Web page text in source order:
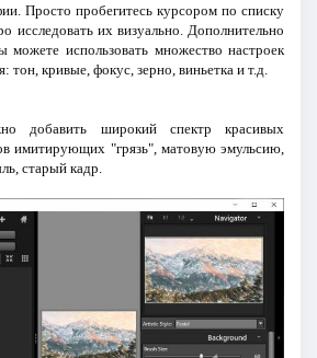
Просто пробегитесь курсором по списку
исследовать их визуально. Дополнительно
использовать множество настроек
тон, кривые, фокус, зерно, виньетка и т.д.
добавить широкий спектр красивых
имитирующих "грязь", матовую эмульсию,
старый кадр.